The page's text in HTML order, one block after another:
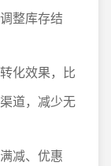
整库存结
化效果，比
道，减少无
减、优惠